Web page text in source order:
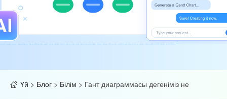
Үй > Блог > Білім > Гант диаграммасы дегеніміз не